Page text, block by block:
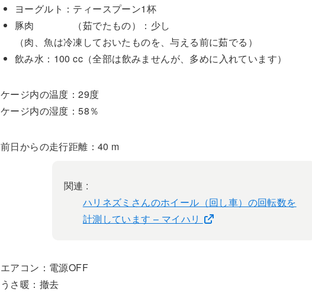
ヨーグルト：ティースプーン1杯
豚肉 （茹でたもの）：少し
（肉、魚は冷凍しておいたものを、与える前に茹でる）
飲み水：100 cc（全部は飲みませんが、多めに入れています）
ケージ内の温度：29度
ケージ内の湿度：58％
前日からの走行距離：40 m
関連 :
ハリネズミさんのホイール（回し車）の回転数を
計測しています – マイハリ
エアコン：電源OFF
うさ暖：撤去